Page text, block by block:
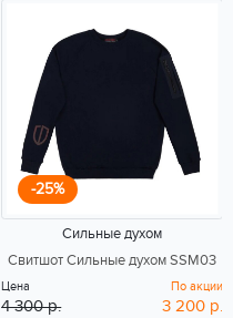
-25%
Сильные духом
Свитшот Сильные духом SSM03
Цена
4 300 р.
По акции
3 200 р.